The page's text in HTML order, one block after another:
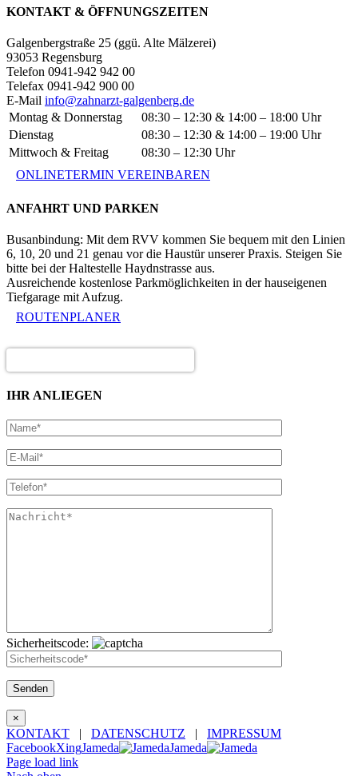
KONTAKT & ÖFFNUNGSZEITEN
Galgenbergstraße 25 (ggü. Alte Mälzerei)
93053 Regensburg
Telefon 0941-942 942 00
Telefax 0941-942 900 00
E-Mail info@zahnarzt-galgenberg.de
Montag & Donnerstag
08:30 – 12:30 & 14:00 – 18:00 Uhr
Dienstag
08:30 – 12:30 & 14:00 – 19:00 Uhr
Mittwoch & Freitag
08:30 – 12:30 Uhr
ONLINETERMIN VEREINBAREN
ANFAHRT UND PARKEN
Busanbindung: Mit dem RVV kommen Sie bequem mit den Linien
6, 10, 20 und 21 genau vor die Haustür unserer Praxis. Steigen Sie
bitte bei der Haltestelle Haydnstrasse aus.
Ausreichende kostenlose Parkmöglichkeiten in der hauseigenen
Tiefgarage mit Aufzug.
ROUTENPLANER
IHR ANLIEGEN
Sicherheitscode:
×
KONTAKT | DATENSCHUTZ | IMPRESSUM
FacebookXingJameda
Jameda
Page load link